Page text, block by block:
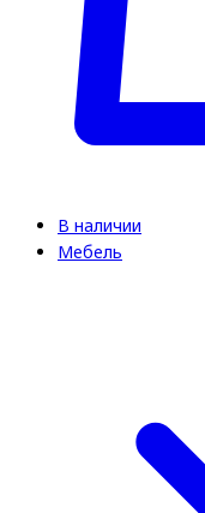
В наличии
Мебель